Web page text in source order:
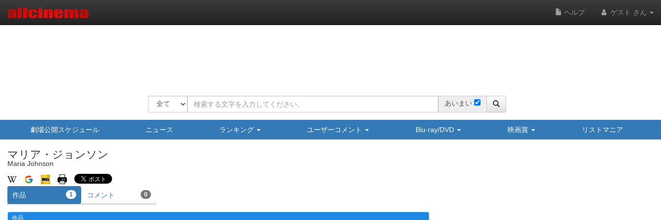
ヘルプ ゲスト さん
あいまい
劇場公開スケジュール ニュース ランキング ユーザーコメント Blu-ray/DVD 映画賞 リストマニア
マリア・ジョンソン
Maria Johnson
作品 1 コメント 0
作品